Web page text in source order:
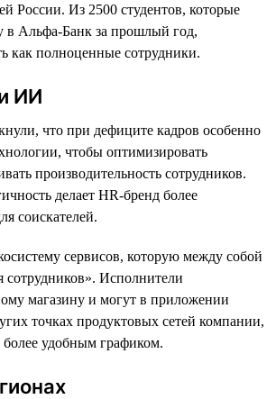
России. Из 2500 студентов, которые
в Альфа-Банк за прошлый год,
как полноценные сотрудники.
ИИ
что при дефиците кадров особенно
чтобы оптимизировать
производительность сотрудников.
делает HR-бренд более
соискателей.
сервисов, которую между собой
сотрудников». Исполнители
магазину и могут в приложении
точках продуктовых сетей компании,
удобным графиком.